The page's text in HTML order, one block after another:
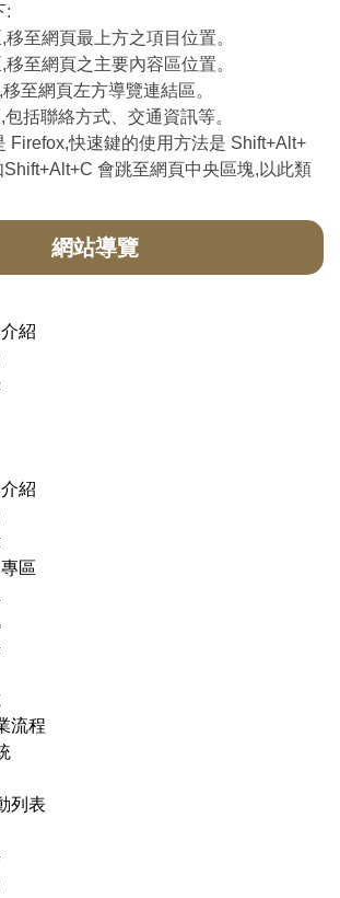
:
至網頁最上方之項目位置。
至網頁之主要內容區位置。
至網頁左方導覽連結區。
括聯絡方式、交通資訊等。
Firefox,快速鍵的使用方法是 Shift+Alt+
會跳至網頁中央區塊,以此類
網站導覽
紹
紹
區
流程
列表